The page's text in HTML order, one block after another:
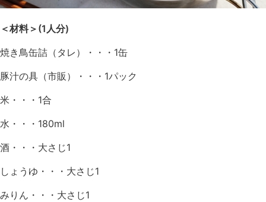
＜材料＞(1人分)
焼き鳥缶詰（タレ）・・・1缶
豚汁の具（市販）・・・1パック
米・・・1合
水・・・180ml
酒・・・大さじ1
しょうゆ・・・大さじ1
みりん・・・大さじ1